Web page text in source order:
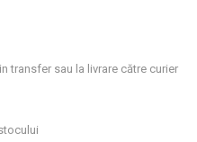
transfer sau la livrare către curier